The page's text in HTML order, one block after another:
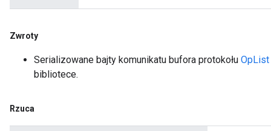
Zwroty
Serializowane bajty komunikatu bufora protokołu OpList
bibliotece.
Rzuca